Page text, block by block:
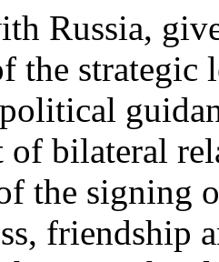
Russia,
the strategic
of bilateral
the signing
friendship